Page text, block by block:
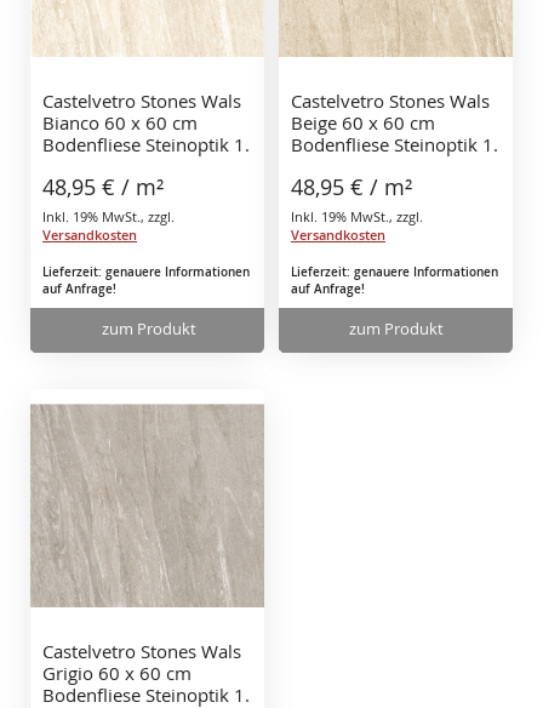
Castelvetro Stones Wals
Bianco 60 x 60 cm
Bodenfliese Steinoptik 1.
48,95 € / m²
Inkl. 19% MwSt. , zzgl.
Versandkosten
Lieferzeit: genauere Informationen
auf Anfrage!
zum Produkt
Castelvetro Stones Wals
Beige 60 x 60 cm
Bodenfliese Steinoptik 1.
48,95 € / m²
Inkl. 19% MwSt. , zzgl.
Versandkosten
Lieferzeit: genauere Informationen
auf Anfrage!
zum Produkt
Castelvetro Stones Wals
Grigio 60 x 60 cm
Bodenfliese Steinoptik 1.